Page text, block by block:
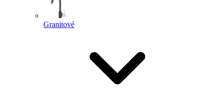
Granitové